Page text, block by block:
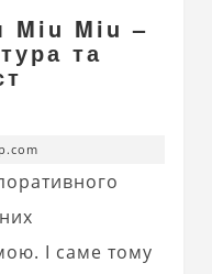
Miu Miu –
та
І саме тому